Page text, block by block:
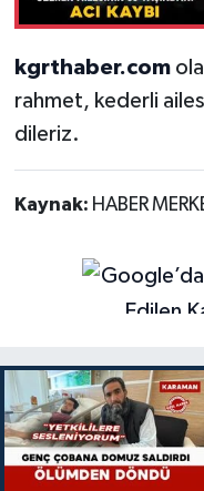
kgrthaber.com
rahmet, kederli
dileriz.
Kaynak: HABER